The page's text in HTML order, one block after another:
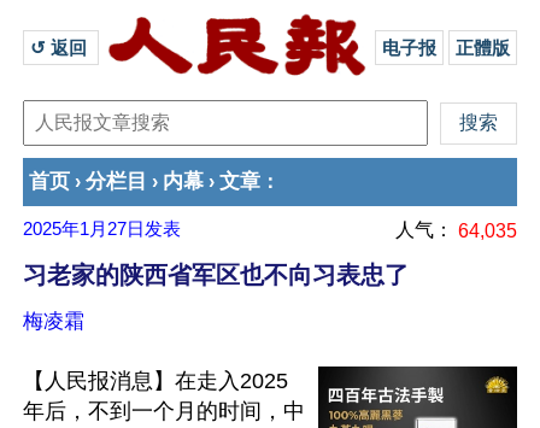
↺ 返回 电子报 正體版
首页 › 分栏目 › 内幕 › 文章 ：
2025年1月27日 发表 人气： 64,035
习老家的陕西省军区也不向习表忠了
梅凌霜
【人民报消息】在走入2025
年后，不到一个月的时间，中